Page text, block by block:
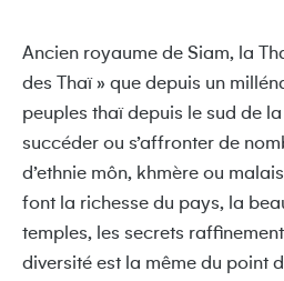
Ancien royaume de Siam, la
des Thaï » que depuis un
peuples thaï depuis le sud de
succéder ou s’affronter de
d’ethnie môn, khmère ou
font la richesse du pays, la
temples, les secrets
diversité est la même du point